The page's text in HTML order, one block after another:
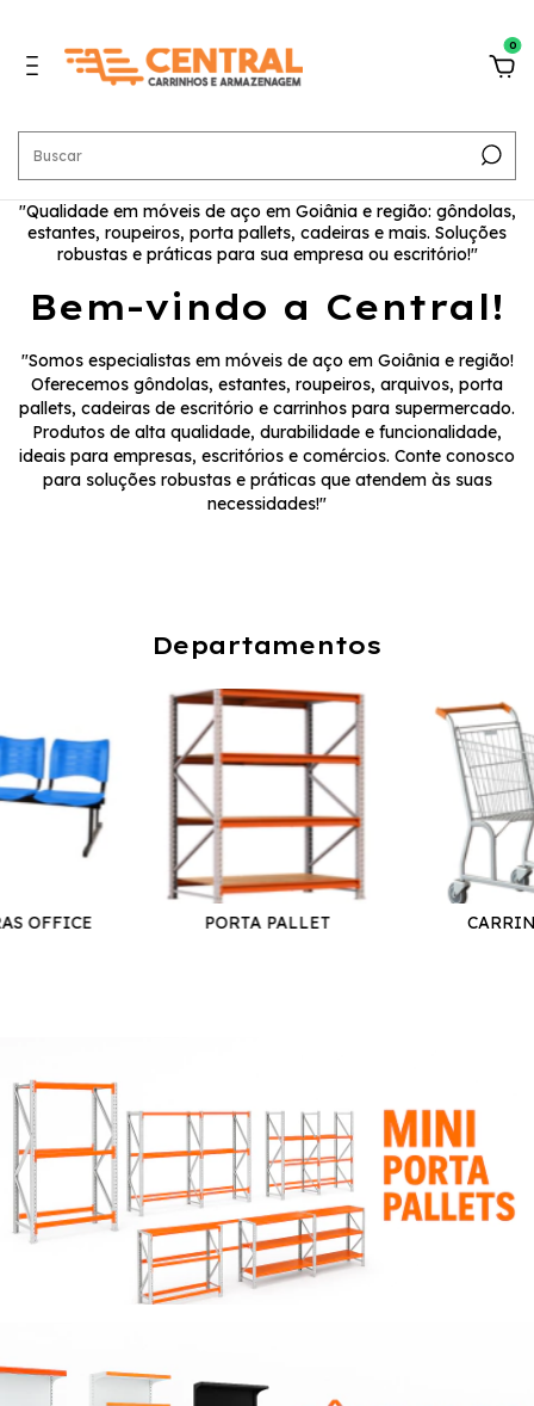
0
"Qualidade em móveis de aço em Goiânia e região: gôndolas,
estantes, roupeiros, porta pallets, cadeiras e mais. Soluções
robustas e práticas para sua empresa ou escritório!"
Bem-vindo a Central!
"Somos especialistas em móveis de aço em Goiânia e região!
Oferecemos gôndolas, estantes, roupeiros, arquivos, porta
pallets, cadeiras de escritório e carrinhos para supermercado.
Produtos de alta qualidade, durabilidade e funcionalidade,
ideais para empresas, escritórios e comércios. Conte conosco
para soluções robustas e práticas que atendem às suas
necessidades!"
Departamentos
OFFICE PORTA PALLET